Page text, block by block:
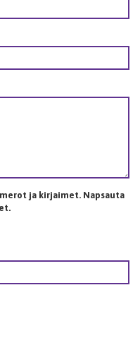
ja kirjaimet. Napsauta